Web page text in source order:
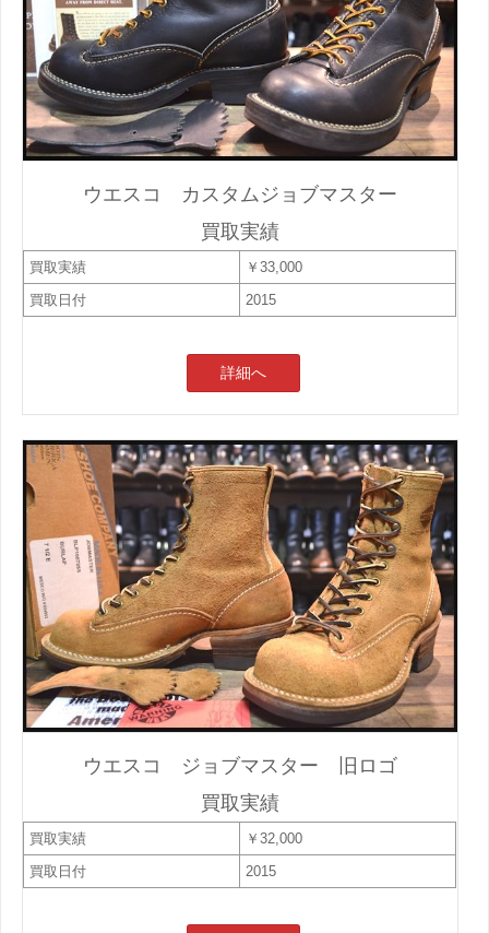
ウエスコ カスタムジョブマスター
買取実績
買取実績
￥33,000
買取日付
2015
詳細へ
ウエスコ ジョブマスター 旧ロゴ
買取実績
買取実績
￥32,000
買取日付
2015